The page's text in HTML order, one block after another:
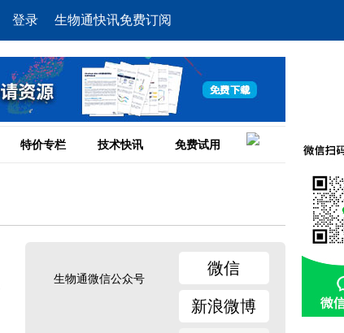
登录 生物通快讯免费订阅
特价专栏 技术快讯 免费试用
生物通微信公众号
微信
新浪微博